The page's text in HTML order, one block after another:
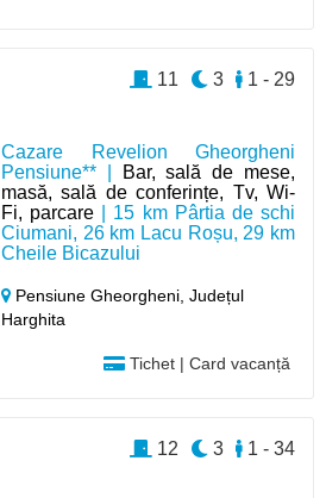
Cazare Revelion Gheorgheni
Pensiune** |
Bar, sală de mese,
masă, sală de conferințe, Tv, Wi-
Fi, parcare | 15 km Pârtia de schi
Ciumani, 26 km Lacu Roșu, 29 km
Cheile Bicazului
Pensiune Gheorgheni,Județul
Harghita
Tichet | Card vacanță
1 - 29
3
11
1 - 34
3
12